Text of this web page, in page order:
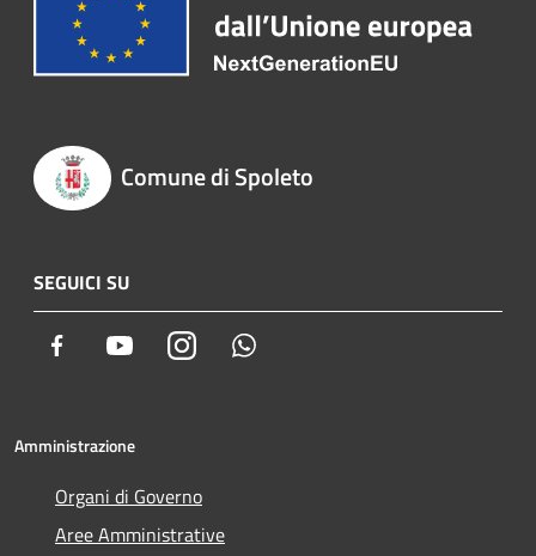
Comune di Spoleto
SEGUICI SU
Facebook YoutubeInstagram
Amministrazione
Organi di Governo
Aree Amministrative